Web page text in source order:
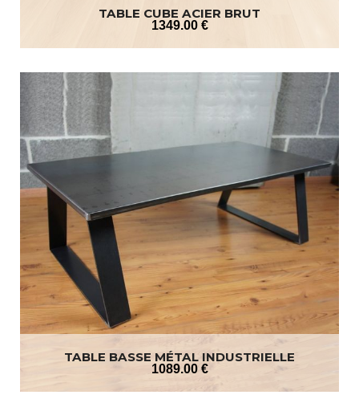
TABLE CUBE ACIER BRUT
1349.00 €
TABLE BASSE MÉTAL INDUSTRIELLE
1089.00 €